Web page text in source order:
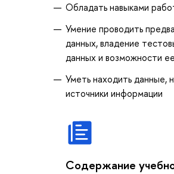
Обладать навыками
Умение проводить
данных, владение
данных и возможности
Уметь находить данные,
источники информации
Содержание